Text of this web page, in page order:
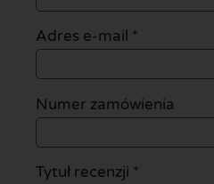
Adres e-mail *
Numer zamówienia
Tytuł recenzji *